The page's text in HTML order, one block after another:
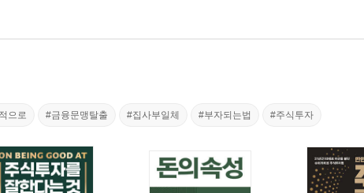
으로 #금융문맹탈출 #집사부일체 #부자되는법 #주식투자